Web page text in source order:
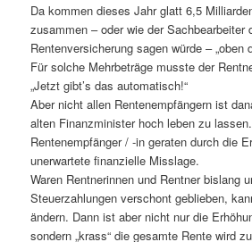
Da kommen dieses Jahr glatt 6,5
zusammen – oder wie der Sachbearbeiter
Rentenversicherung sagen würde – „oben
Für solche Mehrbeträge musste der
„Jetzt gibt’s das automatisch!“
Aber nicht allen Rentenempfängern ist
alten Finanzminister hoch leben zu
Rentenempfänger / -in geraten durch die
unerwartete finanzielle Misslage.
Waren Rentnerinnen und Rentner bislang
Steuerzahlungen verschont geblieben,
ändern. Dann ist aber nicht nur die
sondern „krass“ die gesamte Rente wird